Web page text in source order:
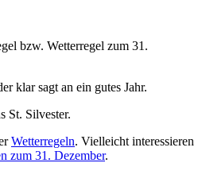
bzw. Wetterregel zum 31.
klar sagt an ein gutes Jahr.
St. Silvester.
Wetterregeln. Vielleicht interessieren
zum 31. Dezember.